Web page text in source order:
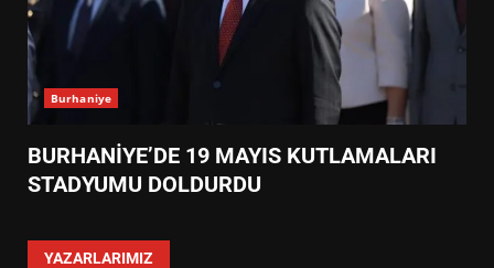
Burhaniye
BURHANİYE’DE 19 MAYIS KUTLAMALARI
STADYUMU DOLDURDU
YAZARLARIMIZ